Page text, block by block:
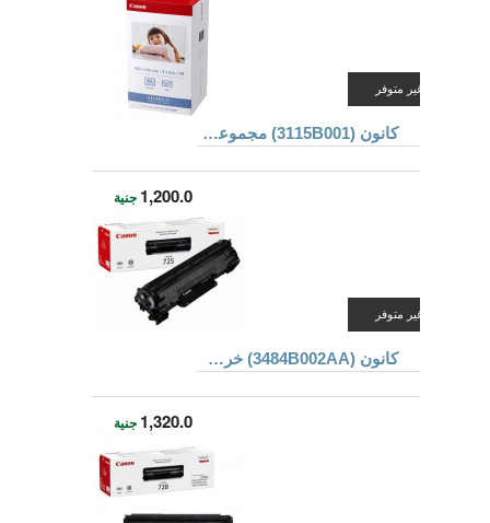
غير متوفر
كانون (3115B001) مجموعة ورق ملون لطابعات الأحبار
غير متوفر
1,200.0 جنية
كانون (3484B002AA) خرطوشة حبر للطابعات لون أسود
1,320.0 جنية